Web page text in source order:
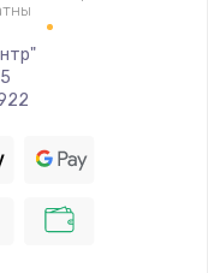
блока